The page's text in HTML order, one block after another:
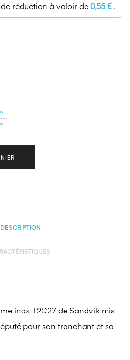
réduction à valoir de 0,55 €.
DESCRIPTION
inox 12C27 de Sandvik mis
pour son tranchant et sa